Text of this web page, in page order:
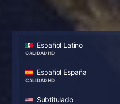
Español Latino
CALIDAD HD
Español España
CALIDAD HD
Subtitulado